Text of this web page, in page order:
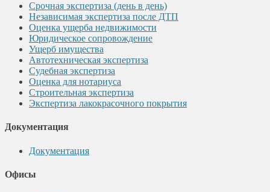
Срочная экспертиза (день в день)
Независимая экспертиза после ДТП
Оценка ущерба недвижимости
Юридическое сопровождение
Ущерб имущества
Автотехническая экспертиза
Судебная экспертиза
Оценка для нотариуса
Строительная экспертиза
Экспертиза лакокрасочного покрытия
Документация
Документация
Офисы